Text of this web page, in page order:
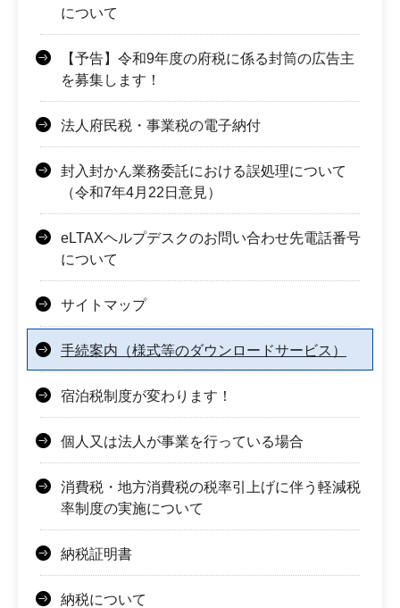
について
【予告】令和9年度の府税に係る封筒の広告主
を募集します！
法人府民税・事業税の電子納付
封入封かん業務委託における誤処理について
（令和7年4月22日意見）
eLTAXヘルプデスクのお問い合わせ先電話番号
について
サイトマップ
手続案内（様式等のダウンロードサービス）
宿泊税制度が変わります！
個人又は法人が事業を行っている場合
消費税・地方消費税の税率引上げに伴う軽減税
率制度の実施について
納税証明書
納税について